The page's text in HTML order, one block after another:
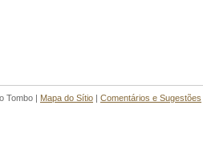
Tombo | Mapa do Sítio | Comentários e Sugestões